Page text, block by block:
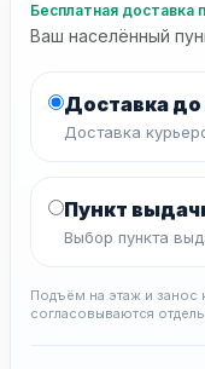
Бесплатная доставка
Ваш населённый
Доставка до
Доставка
Пункт
Выбор пункта
Подъём на этаж и занос
согласовываются